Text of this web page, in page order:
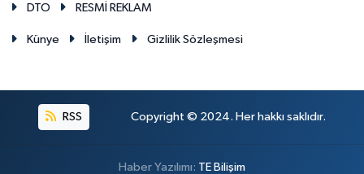
DTO
RESMİ REKLAM
Künye İletişim Gizlilik Sözleşmesi
RSS Copyright © 2024. Her hakkı saklıdır.
Haber Yazılımı: TE Bilişim